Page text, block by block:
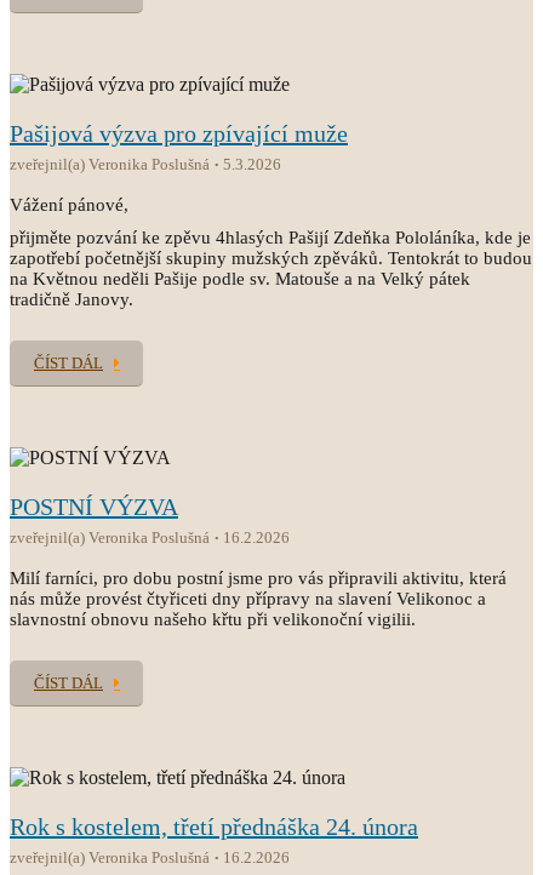
Pašijová výzva pro zpívající muže
zveřejnil(a) Veronika Poslušná 5.3.2026
Vážení pánové,
přijměte pozvání ke zpěvu 4hlasých Pašijí Zdeňka Pololáníka, kde je
zapotřebí početnější skupiny mužských zpěváků. Tentokrát to budou
na Květnou neděli Pašije podle sv. Matouše a na Velký pátek
tradičně Janovy.
ČÍST DÁL
POSTNÍ VÝZVA
zveřejnil(a) Veronika Poslušná 16.2.2026
Milí farníci, pro dobu postní jsme pro vás připravili aktivitu, která
nás může provést čtyřiceti dny přípravy na slavení Velikonoc a
slavnostní obnovu našeho křtu při velikonoční vigilii.
ČÍST DÁL
Rok s kostelem, třetí přednáška 24. února
zveřejnil(a) Veronika Poslušná 16.2.2026